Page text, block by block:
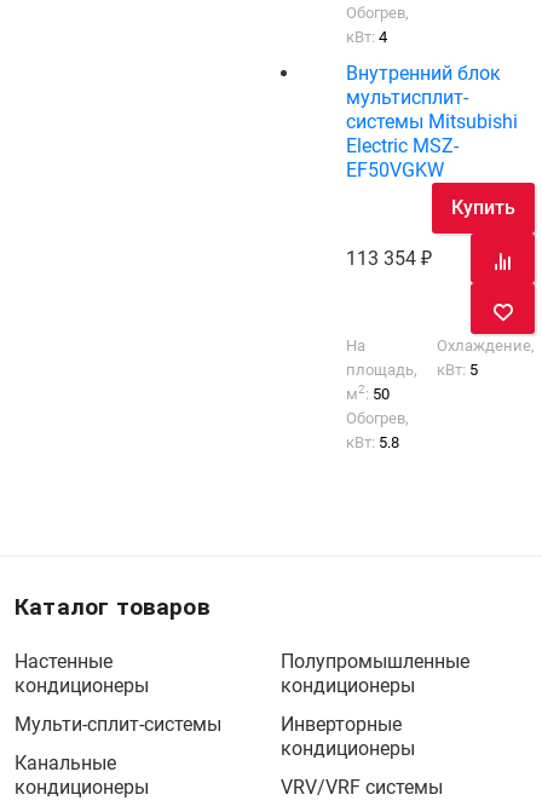
Обогрев,
кВт:4
Внутренний блок
мультисплит-
системы Mitsubishi
Electric MSZ-
EF50VGKW
113 354
Купить
На
площадь,
м2: 50
Охлаждение,
кВт: 5
Обогрев,
кВт: 5.8
Каталог товаров
Настенные
кондиционеры
Мульти-сплит-системы
Канальные
кондиционеры
Полупромышленные
кондиционеры
Инверторные
кондиционеры
VRV/VRF системы